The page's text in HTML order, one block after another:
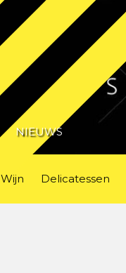
NIEUWS
Wijn Delicatessen